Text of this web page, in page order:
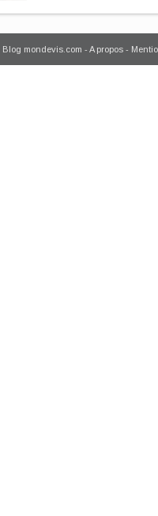
Blog mondevis.com - A propos -